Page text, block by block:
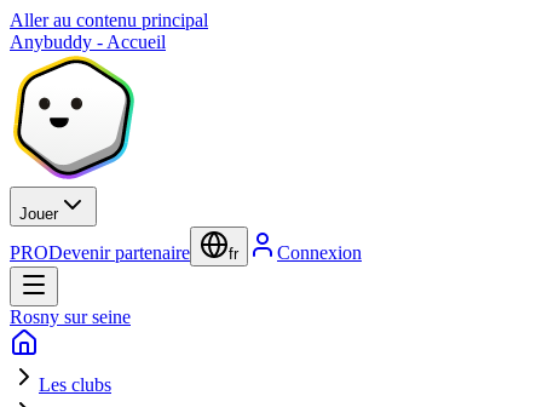
Aller au contenu principal
Anybuddy - Accueil
Jouer
PRODevenir partenaire fr Connexion
Rosny sur seine
Les clubs